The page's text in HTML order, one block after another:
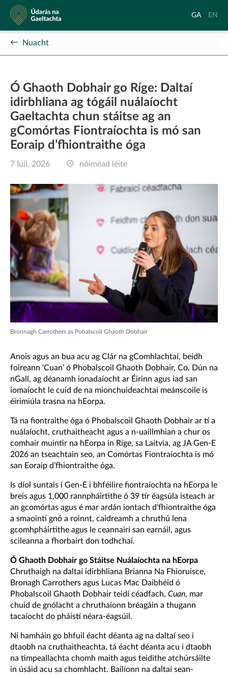
Údarás
na
Gaeltachta
Aistrigh
Gaeilge
GA
to
EN
Nuacht
Ó Ghaoth Dobhair go Ríge: Daltaí
idirbhliana ag tógáil nuálaíocht
Gaeltachta chun stáitse ag an
gComórtas Fiontraíochta is mó san
Eoraip d’fhiontraithe óga
7 Iúil, 2026 nóiméad léite
Bronnagh Carrothers as Pobalscoil Ghaoth Dobhair
Anois agus an bua acu ag Clár na gComhlachtaí, beidh
foireann ‘Cuan’ ó Phobalscoil Ghaoth Dobhair, Co. Dún na
nGall, ag déanamh ionadaíocht ar Éirinn agus iad san
iomaíocht le cuid de na mionchuideachtaí meánscoile is
éirimiúla trasna na hEorpa.
Tá na fiontraithe óga ó Phobalscoil Ghaoth Dobhair ar tí a
nuálaíocht, cruthaitheacht agus a n-uaillmhian a chur os
comhair muintir na hEorpa in Ríge, sa Laitvia, ag JA Gen-E
2026 an tseachtain seo, an Comórtas Fiontraíochta is mó
san Eoraip d’fhiontraithe óga.
Is díol suntais í Gen-E i bhféilire fiontraíochta na hEorpa le
breis agus 1,000 rannpháirtithe ó 39 tír éagsúla isteach ar
an gcomórtas agus é mar ardán iontach d’fhiontraithe óga
a smaointí gnó a roinnt, caidreamh a chruthú lena
gcomhpháirtithe agus le ceannairí san earnáil, agus
scileanna a fhorbairt don todhchaí.
Ó Ghaoth Dobhair go Stáitse Nuálaíochta na hEorpa
Chruthaigh na daltaí idirbhliana Brianna Na Fhíoruisce,
Bronagh Carrothers agus Lucas Mac Daibhéid ó
Phobalscoil Ghaoth Dobhair teidí céadfach, Cuan, mar
chuid de gnólacht a chruthaíonn bréagáin a thugann
tacaíocht do pháistí néara-éagsúil.
Ní hamháin go bhfuil éacht déanta ag na daltaí seo i
dtaobh na cruthaitheachta, tá éacht déanta acu i dtaobh
na timpeallachta chomh maith agus teidithe atchúrsáilte
in úsáid acu sa chomhlacht. Bailíonn na daltaí sean-